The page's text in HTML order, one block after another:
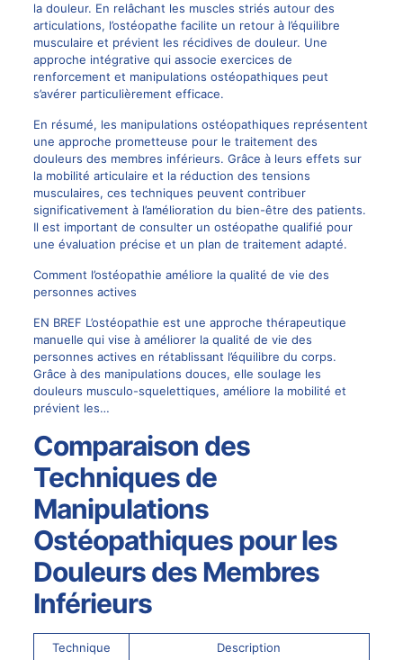
la douleur. En relâchant les muscles striés autour des
articulations, l’ostéopathe facilite un retour à l’équilibre
musculaire et prévient les récidives de douleur. Une
approche intégrative qui associe exercices de
renforcement et manipulations ostéopathiques peut
s’avérer particulièrement efficace.
En résumé, les manipulations ostéopathiques représentent
une approche prometteuse pour le traitement des
douleurs des membres inférieurs. Grâce à leurs effets sur
la mobilité articulaire et la réduction des tensions
musculaires, ces techniques peuvent contribuer
significativement à l’amélioration du bien-être des patients.
Il est important de consulter un ostéopathe qualifié pour
une évaluation précise et un plan de traitement adapté.
Comment l’ostéopathie améliore la qualité de vie des
personnes actives
EN BREF L’ostéopathie est une approche thérapeutique
manuelle qui vise à améliorer la qualité de vie des
personnes actives en rétablissant l’équilibre du corps.
Grâce à des manipulations douces, elle soulage les
douleurs musculo-squelettiques, améliore la mobilité et
prévient les…
Comparaison des
Techniques de
Manipulations
Ostéopathiques pour les
Douleurs des Membres
Inférieurs
Technique Description